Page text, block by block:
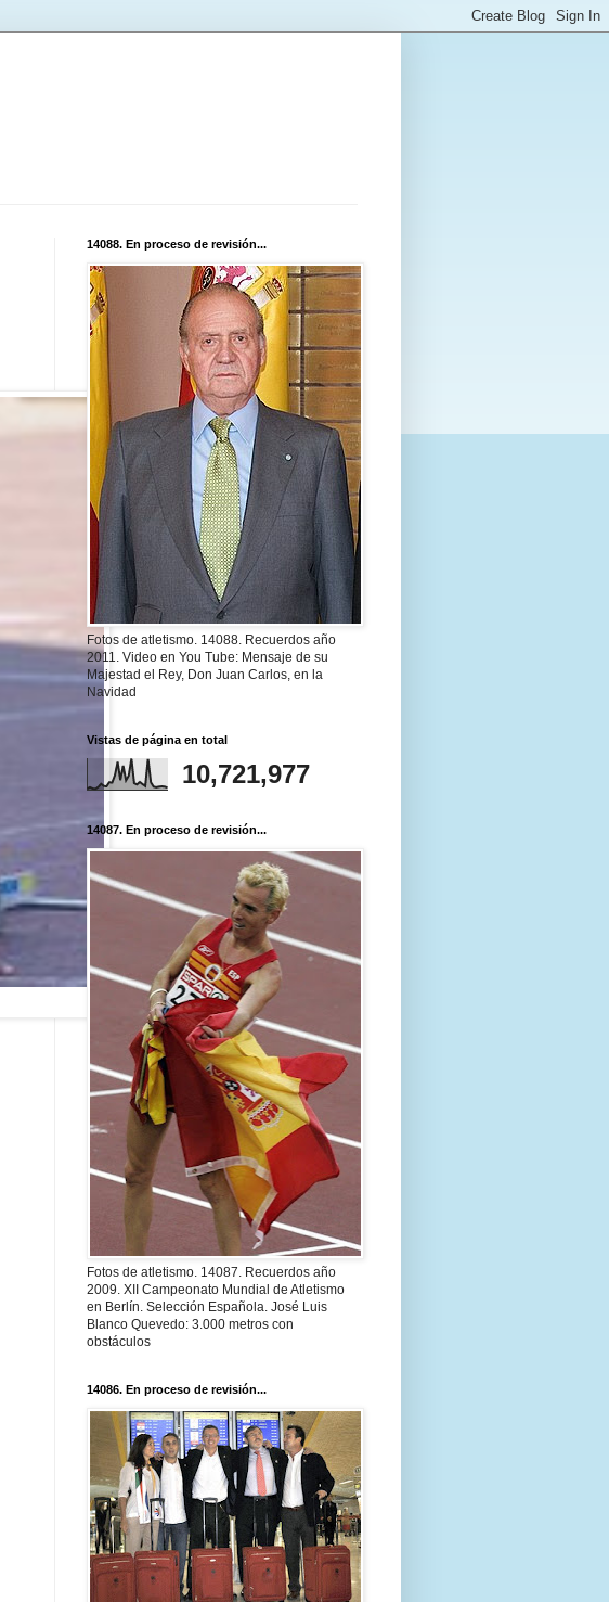
14088. En proceso de revisión...
Fotos de atletismo. 14088. Recuerdos año
2011. Video en You Tube: Mensaje de su
Majestad el Rey, Don Juan Carlos, en la
Navidad
Vistas de página en total
10,721,977
14087. En proceso de revisión...
Fotos de atletismo. 14087. Recuerdos año
2009. XII Campeonato Mundial de Atletismo
en Berlín. Selección Española. José Luis
Blanco Quevedo: 3.000 metros con
obstáculos
14086. En proceso de revisión...